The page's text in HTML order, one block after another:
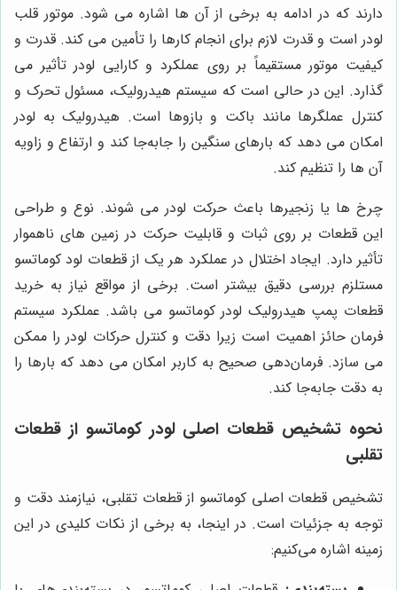
دارند که در ادامه به برخی از آن ها اشاره می شود. موتور قلب
لودر است و قدرت لازم برای انجام کارها را تأمین می کند. قدرت و
کیفیت موتور مستقیماً بر روی عملکرد و کارایی لودر تأثیر می
گذارد. این در حالی است که سیستم هیدرولیک، مسئول تحرک و
کنترل عملگرها مانند باکت و بازوها است. هیدرولیک به لودر
امکان می دهد که بارهای سنگین را جابه‌جا کند و ارتفاع و زاویه
آن ها را تنظیم کند.
چرخ ها یا زنجیرها باعث حرکت لودر می شوند. نوع و طراحی
این قطعات بر روی ثبات و قابلیت حرکت در زمین های ناهموار
تأثیر دارد. ایجاد اختلال در عملکرد هر یک از قطعات لود کوماتسو
مستلزم بررسی دقیق بیشتر است. برخی از مواقع نیاز به خرید
قطعات پمپ هیدرولیک لودر کوماتسو می باشد. عملکرد سیستم
فرمان حائز اهمیت است زیرا دقت و کنترل حرکات لودر را ممکن
می سازد. فرمان‌دهی صحیح به کاربر امکان می دهد که بارها را
به دقت جابه‌جا کند.
نحوه تشخیص قطعات اصلی لودر کوماتسو از قطعات
تقلبی
تشخیص قطعات اصلی کوماتسو از قطعات تقلبی، نیازمند دقت و
توجه به جزئیات است. در اینجا، به برخی از نکات کلیدی در این
زمینه اشاره می‌کنیم: